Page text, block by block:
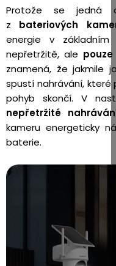
Protože se jedná
z bateriových
energie v základním
nepřetržitě, ale
znamená, že jakmile
spustí nahrávání,
pohyb skončí. V
nepřetržité
kameru energeticky
baterie.